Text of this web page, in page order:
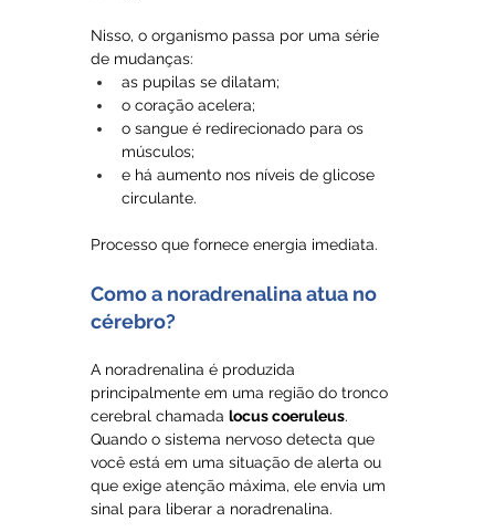
Nisso, o organismo passa por uma série
de mudanças:
as pupilas se dilatam;
o coração acelera;
o sangue é redirecionado para os
músculos;
e há aumento nos níveis de glicose
circulante.
Processo que fornece energia imediata.
Como a noradrenalina atua no
cérebro?
A noradrenalina é produzida
principalmente em uma região do tronco
cerebral chamada locus coeruleus.
Quando o sistema nervoso detecta que
você está em uma situação de alerta ou
que exige atenção máxima, ele envia um
sinal para liberar a noradrenalina.